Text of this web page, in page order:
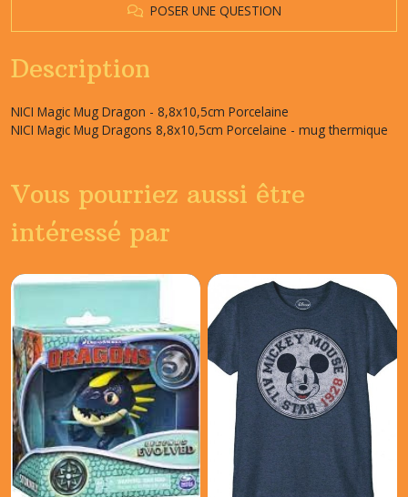
POSER UNE QUESTION
Description
NICI Magic Mug Dragon - 8,8x10,5cm Porcelaine
NICI Magic Mug Dragons 8,8x10,5cm Porcelaine - mug thermique
Vous pourriez aussi être
intéressé par